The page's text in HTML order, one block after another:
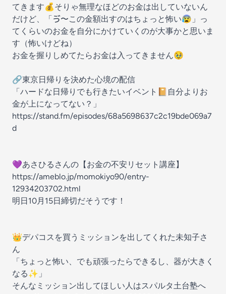
てきます💰️そりゃ無理なほどのお金は出していないん
だけど、「ゔ〜この金額出すのはちょっと怖い😰」っ
てくらいのお金を自分にかけていくのが大事かと思いま
す（怖いけどね）
お金を握りしめてたらお金は入ってきません🥹
🔗東京日帰りを決めた心境の配信
「ハードな日帰りでも行きたいイベント📔自分よりお
金が上になってない？」
https://stand.fm/episodes/68a5698637c2c19bde069a7
d
💜あさひるさんの【お金の不安リセット講座】
https://ameblo.jp/momokiyo90/entry-
12934203702.html
明日10月15日締切だそうです！
👑デパコスを買うミッションを出してくれた未知子さ
ん
「ちょっと怖い、でも頑張ったらできるし、器が大きく
なる✨️」
そんなミッション出してほしい人はスパルタ土台塾へ